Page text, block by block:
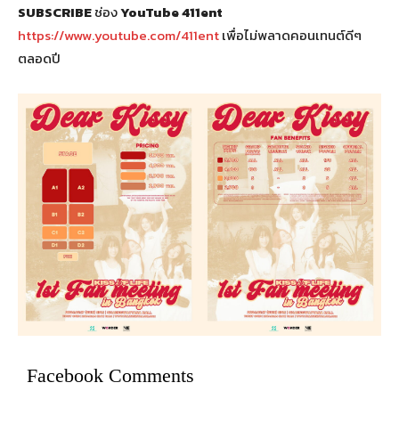
SUBSCRIBEช่องYouTube 411ent
https://www.youtube.com/411entเพื่อไม่พลาดคอนเทนต์ดีๆ
ตลอดปี
Facebook Comments